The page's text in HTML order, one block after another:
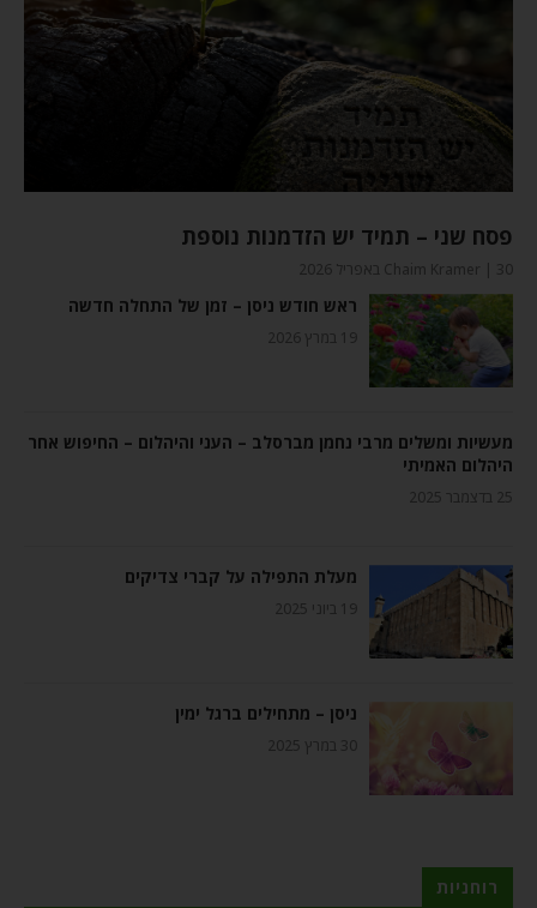
פסח שני – תמיד יש הזדמנות נוספת
Chaim Kramer 30 באפריל 2026
ראש חודש ניסן – זמן של התחלה חדשה
19 במרץ 2026
מעשיות ומשלים מרבי נחמן מברסלב – העני והיהלום – החיפוש אחר
היהלום האמיתי
25 בדצמבר 2025
מעלת התפילה על קברי צדיקים
19 ביוני 2025
ניסן – מתחילים ברגל ימין
30 במרץ 2025
רוחניות